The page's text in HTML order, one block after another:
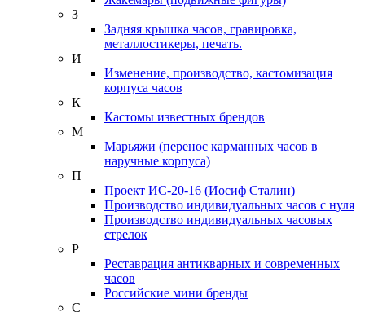
З
Задняя крышка часов, гравировка,
металлостикеры, печать.
И
Изменение, производство, кастомизация
корпуса часов
К
Кастомы известных брендов
М
Марьяжи (перенос карманных часов в
наручные корпуса)
П
Проект ИС-20-16 (Иосиф Сталин)
Производство индивидуальных часов с нуля
Производство индивидуальных часовых
стрелок
Р
Реставрация антикварных и современных
часов
Российские мини бренды
С